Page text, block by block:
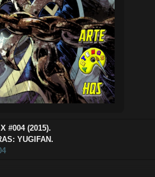
#004 (2015).
YUGIFAN.